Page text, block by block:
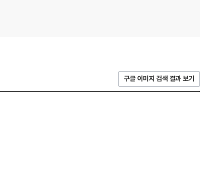
구글 이미지 검색 결과 보기